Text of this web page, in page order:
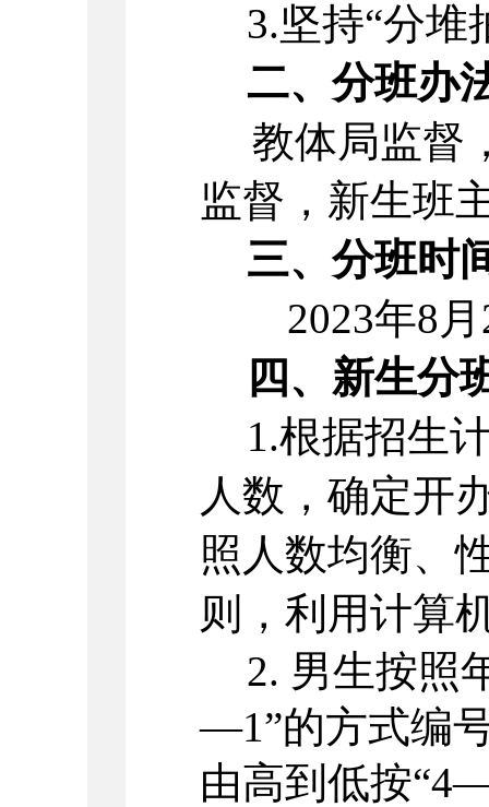
3.坚持“分堆
二、分班办
教体局监督
监督，新生班
三、分班时
2023年8
四、新生分
1.根据招生
人数，确定开
照人数均衡、
则，利用计算
2. 男生按照
—1”的方式编
由高到低按